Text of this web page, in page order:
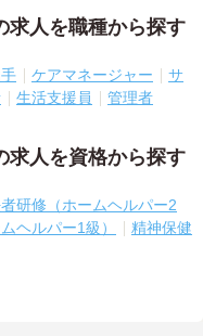
求人を職種から探す
ケアマネージャー
サ
生活支援員 管理者
求人を資格から探す
研修（ホームヘルパー2
ヘルパー1級）
精神保健